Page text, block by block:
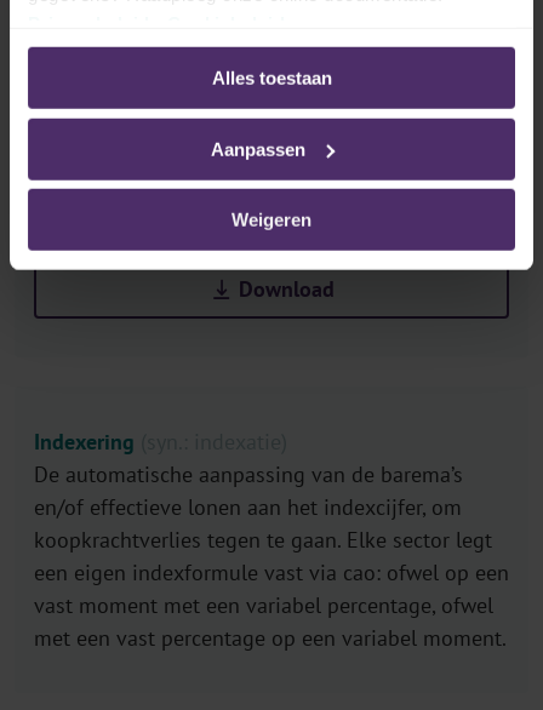
Alles toestaan
Aanpassen
Weigeren
Indexeringen en loonaanpassingen
Sectornieuws
Indexlist 2022 (v12.2)
Laatst bijgewerkt op 20 december 2022 - Excel-document
Download
Indexering
De automatische aanpassing van de barema’s
en/of effectieve lonen aan het indexcijfer, om
koopkrachtverlies tegen te gaan. Elke sector legt
een eigen indexformule vast via cao: ofwel op een
vast moment met een variabel percentage, ofwel
met een vast percentage op een variabel moment.